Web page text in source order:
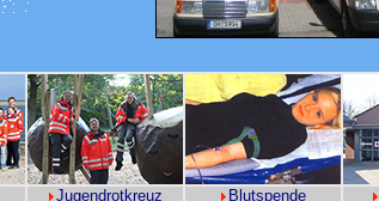
Jugendrotkreuz Blutspende